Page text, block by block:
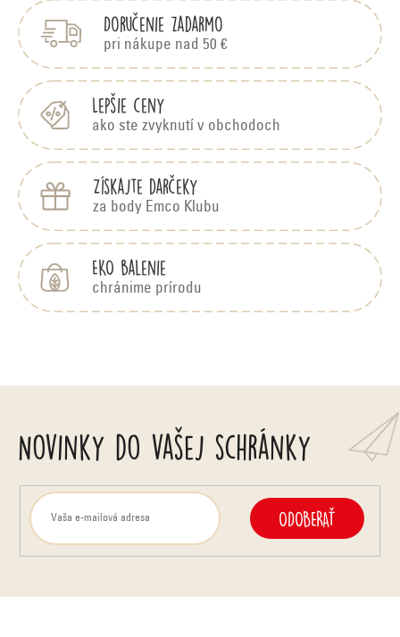
Doručenie zadarmo
pri nákupe nad 50 €
Lepšie ceny
ako ste zvyknutí v obchodoch
Získajte darčeky
za body Emco Klubu
EKO balenie
chránime prírodu
Novinky do vašej schránky
ODOBERAŤ